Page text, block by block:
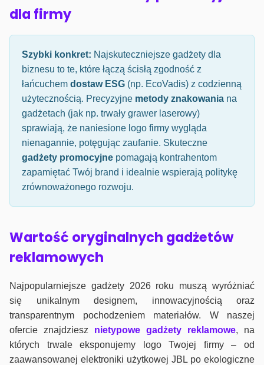
dla firmy
Szybki konkret: Najskuteczniejsze gadżety dla
biznesu to te, które łączą ścisłą zgodność z
łańcuchem dostaw ESG (np. EcoVadis) z codzienną
użytecznością. Precyzyjne metody znakowania na
gadżetach (jak np. trwały grawer laserowy)
sprawiają, że naniesione logo firmy wygląda
nienagannie, potęgując zaufanie. Skuteczne
gadżety promocyjne pomagają kontrahentom
zapamiętać Twój brand i idealnie wspierają politykę
zrównoważonego rozwoju.
Wartość oryginalnych gadżetów
reklamowych
Najpopularniejsze gadżety 2026 roku muszą wyróżniać
się unikalnym designem, innowacyjnością oraz
transparentnym pochodzeniem materiałów. W naszej
ofercie znajdziesz nietypowe gadżety reklamowe, na
których trwale eksponujemy logo Twojej firmy – od
zaawansowanej elektroniki użytkowej JBL po ekologiczne